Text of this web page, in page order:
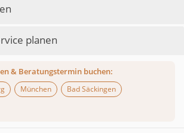
planen
& Beratungstermin buchen:
München
Bad Säckingen